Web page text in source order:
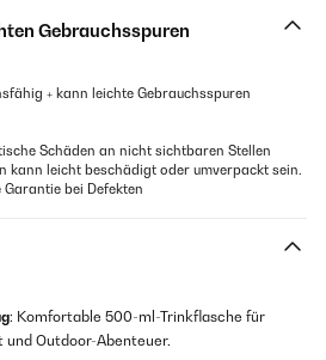
Gebrauchsspuren
+ kann leichte Gebrauchsspuren
Schäden an nicht sichtbaren Stellen
kann leicht beschädigt oder umverpackt sein.
bei Defekten
: Komfortable 500-ml-Trinkflasche für
Outdoor-Abenteuer.